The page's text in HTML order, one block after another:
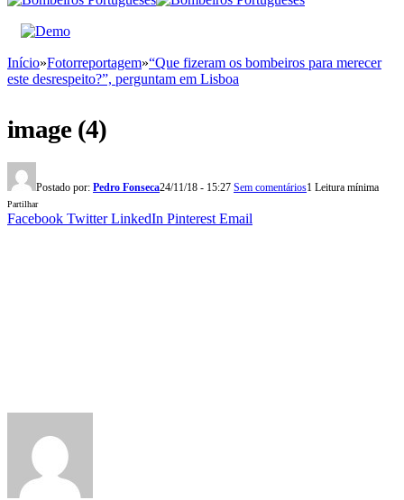
Início»Fotorreportagem»“Que fizeram os bombeiros para merecer
este desrespeito?”, perguntam em Lisboa
image (4)
Postado por: Pedro Fonseca24/11/18 - 15:27 Sem comentários1 Leitura mínima
Partilhar
Facebook Twitter LinkedIn Pinterest Email